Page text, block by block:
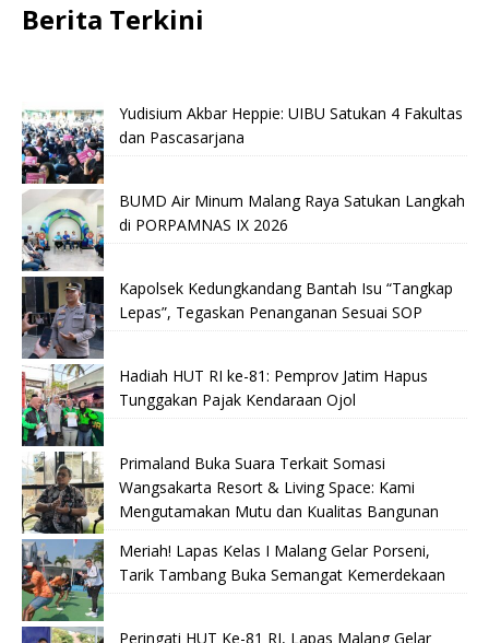
Berita Terkini
Yudisium Akbar Heppie: UIBU Satukan 4 Fakultas
dan Pascasarjana
BUMD Air Minum Malang Raya Satukan Langkah
di PORPAMNAS IX 2026
Kapolsek Kedungkandang Bantah Isu “Tangkap
Lepas”, Tegaskan Penanganan Sesuai SOP
Hadiah HUT RI ke-81: Pemprov Jatim Hapus
Tunggakan Pajak Kendaraan Ojol
Primaland Buka Suara Terkait Somasi
Wangsakarta Resort & Living Space: Kami
Mengutamakan Mutu dan Kualitas Bangunan
Meriah! Lapas Kelas I Malang Gelar Porseni,
Tarik Tambang Buka Semangat Kemerdekaan
Peringati HUT Ke-81 RI, Lapas Malang Gelar